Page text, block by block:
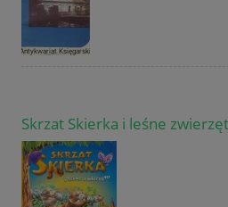
Skrzat Skierka i leśne